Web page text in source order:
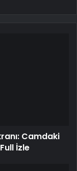
Camdaki
İzle